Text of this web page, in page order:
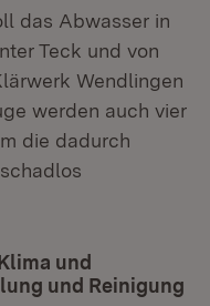
das Abwasser in
Teck und von
Wendlingen
werden auch vier
die dadurch
und
und Reinigung